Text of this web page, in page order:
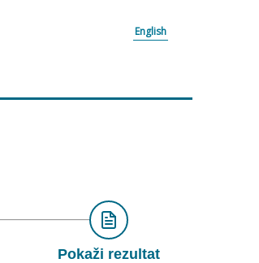
English
Pokaži rezultat